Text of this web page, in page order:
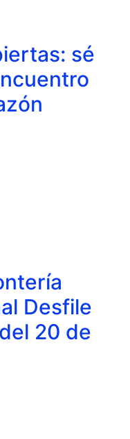
sé
Desfile
20 de